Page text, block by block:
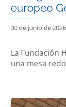
europeo
30 de junio de 2026
La Fundación
una mesa